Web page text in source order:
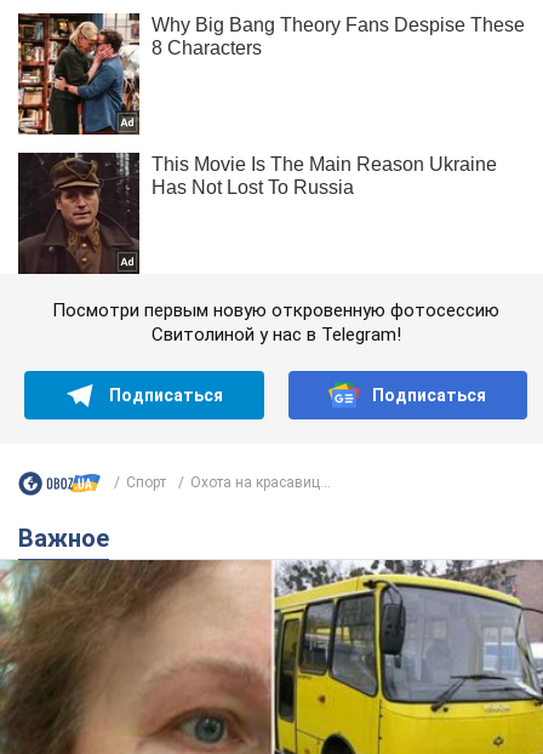
Посмотри первым новую откровенную фотосессию
Свитолиной у нас в Telegram!
Подписаться Подписаться
Спорт Охота на красавиц...
Важное